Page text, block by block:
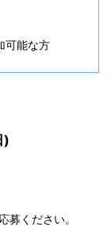
可能な方
)
募ください。